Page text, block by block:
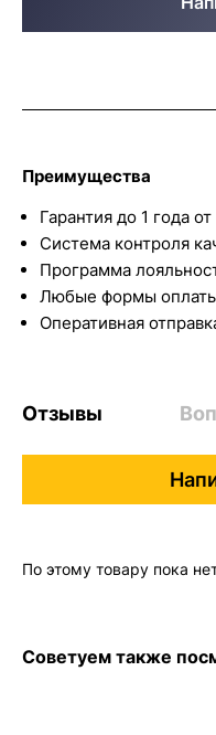
Преимущества
Гарантия до 1 года
Система контроля
Программа
Любые формы
Оперативная
Отзывы
По этому товару пока
Советуем также